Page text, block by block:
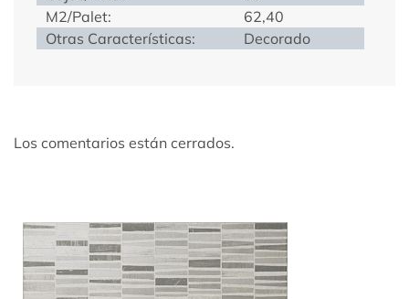
M2/Palet:
62,40
Otras Características:
Decorado
Los comentarios están cerrados.